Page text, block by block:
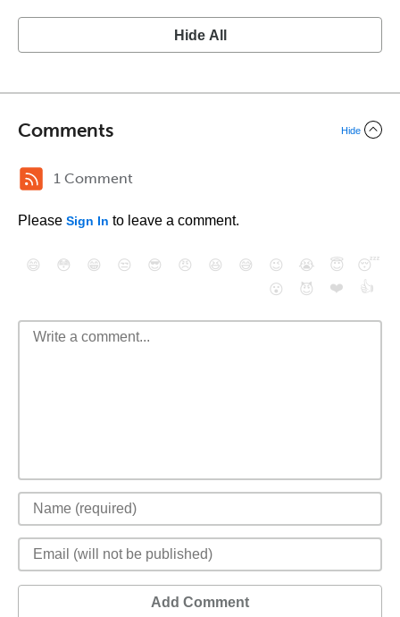
Hide All
Comments Hide
1 Comment
Please Sign In to leave a comment.
😄 😳 😁 😒 😎 😠 😆 😅 😉 😭 😇
😴
😮
😈 ❤️ 👍
Add Comment